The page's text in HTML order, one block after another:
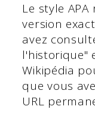
Le style
version
avez
l'historique"
Wikipédia
que vous
URL